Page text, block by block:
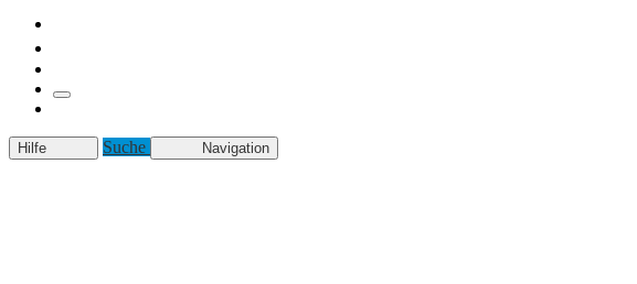
Hilfe Suche Navigation